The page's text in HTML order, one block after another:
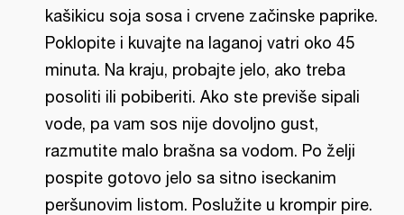
kašikicu soja sosa i crvene začinske paprike.
Poklopite i kuvajte na laganoj vatri oko 45
minuta. Na kraju, probajte jelo, ako treba
posoliti ili pobiberiti. Ako ste previše sipali
vode, pa vam sos nije dovoljno gust,
razmutite malo brašna sa vodom. Po želji
pospite gotovo jelo sa sitno iseckanim
peršunovim listom. Poslužite u krompir pire.